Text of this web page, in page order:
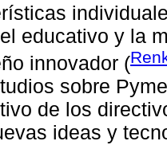
educativo y la
innovador (
sobre
de los
ideas y